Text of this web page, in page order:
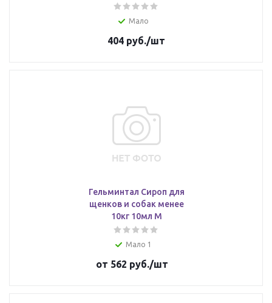
Мало
404 руб./шт
Гельминтал Сироп для
щенков и собак менее
10кг 10мл М
Мало 1
от 562 руб./шт